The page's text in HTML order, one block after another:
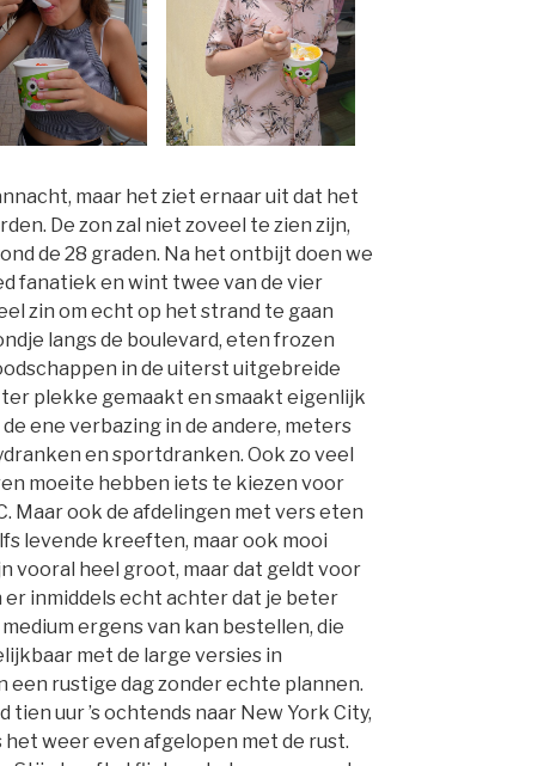
maar het ziet ernaar uit dat het
De zon zal niet zoveel te zien zijn,
de 28 graden. Na het ontbijt doen we
fanatiek en wint twee van de vier
zin om echt op het strand te gaan
langs de boulevard, eten frozen
in de uiterst uitgebreide
plekke gemaakt en smaakt eigenlijk
ene verbazing in de andere, meters
en sportdranken. Ook zo veel
moeite hebben iets te kiezen voor
Maar ook de afdelingen met vers eten
levende kreeften, maar ook mooi
vooral heel groot, maar dat geldt voor
er inmiddels echt achter dat je beter
ergens van kan bestellen, die
met de large versies in
een rustige dag zonder echte plannen.
uur ’s ochtends naar New York City,
het weer even afgelopen met de rust.